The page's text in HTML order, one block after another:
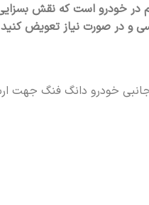
خودرو است که نقش
و در صورت نیاز تعویض
خودرو دانگ فنگ جهت